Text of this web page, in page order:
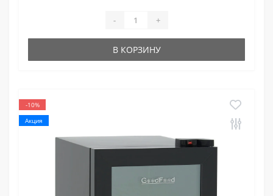
- +
В КОРЗИНУ
-10%
Акция